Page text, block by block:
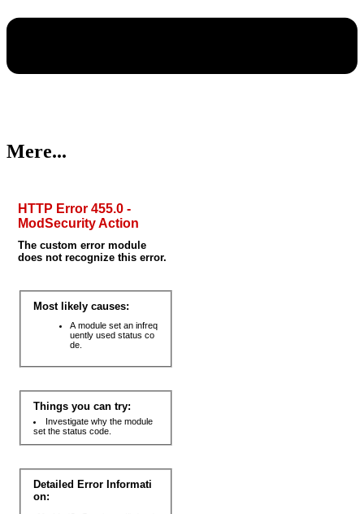
Mere...